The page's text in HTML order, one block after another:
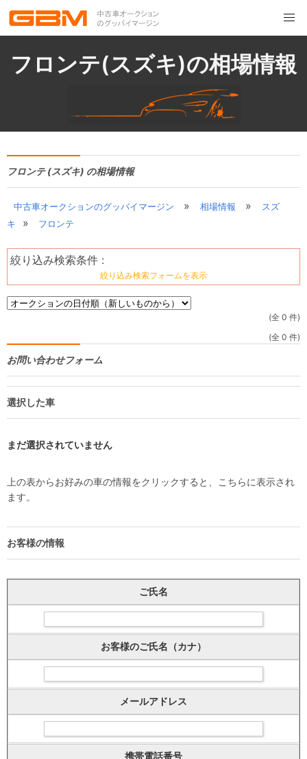
フロンテ(スズキ)の相場情報
フロンテ (スズキ) の相場情報
中古車オークションのグッバイマージン » 相場情報 »
スズ
キ
» フロンテ
絞り込み検索条件 :
絞り込み検索フォームを表示
(全 0 件)
(全 0 件)
お問い合わせフォーム
選択した車
まだ選択されていません
上の表からお好みの車の情報をクリックすると、こちらに表示され
ます。
お客様の情報
ご氏名
お客様のご氏名（カナ）
メールアドレス
携帯電話番号